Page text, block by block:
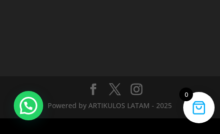
Powered by ARTIKULOS LATAM - 2025
0